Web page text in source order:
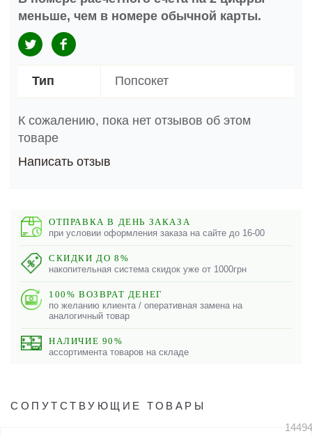
меньше, чем в номере обычной карты.
Тип Попсокет
К сожалению, пока нет отзывов об этом
товаре
Написать отзыв
ОТПРАВКА В ДЕНЬ ЗАКАЗА
при условии оформления заказа на сайте до 16-00
СКИДКИ ДО 8%
накопительная система скидок уже от 1000грн
100% ВОЗВРАТ ДЕНЕГ
по желанию клиента / оперативная замена на
аналогичный товар
НАЛИЧИЕ 90%
ассортимента товаров на складе
СОПУТСТВУЮЩИЕ ТОВАРЫ